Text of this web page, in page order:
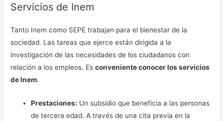
Servicios de Inem
Tanto Inem como SEPE trabajan para el bienestar de la
sociedad. Las tareas que ejerce están dirigida a la
investigación de las necesidades de los ciudadanos con
relación a los empleos. Esconveniente conocer los servicios
de Inem.
Prestaciones: Un subsidio que beneficia a las personas
de tercera edad. A través de una cita previa en la